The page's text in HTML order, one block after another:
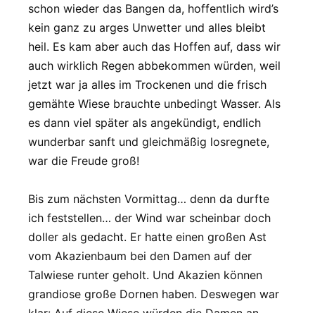
schon wieder das Bangen da, hoffentlich wird’s
kein ganz zu arges Unwetter und alles bleibt
heil. Es kam aber auch das Hoffen auf, dass wir
auch wirklich Regen abbekommen würden, weil
jetzt war ja alles im Trockenen und die frisch
gemähte Wiese brauchte unbedingt Wasser. Als
es dann viel später als angekündigt, endlich
wunderbar sanft und gleichmäßig losregnete,
war die Freude groß!
Bis zum nächsten Vormittag… denn da durfte
ich feststellen… der Wind war scheinbar doch
doller als gedacht. Er hatte einen großen Ast
vom Akazienbaum bei den Damen auf der
Talwiese runter geholt. Und Akazien können
grandiose große Dornen haben. Deswegen war